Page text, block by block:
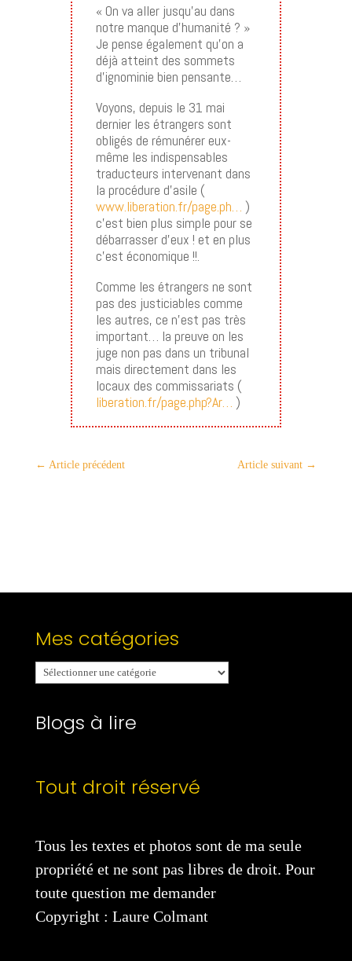
« On va aller jusqu’au dans
notre manque d’humanité ? »
Je pense également qu’on a
déjà atteint des sommets
d’ignominie bien pensante…
Voyons, depuis le 31 mai
dernier les étrangers sont
obligés de rémunérer eux-
même les indispensables
traducteurs intervenant dans
la procédure d’asile (
www.liberation.fr/page.ph… )
c’est bien plus simple pour se
débarrasser d’eux ! et en plus
c’est économique !!.
Comme les étrangers ne sont
pas des justiciables comme
les autres, ce n’est pas très
important… la preuve on les
juge non pas dans un tribunal
mais directement dans les
locaux des commissariats (
liberation.fr/page.php?Ar… )
← Article précédent Article suivant →
Mes catégories
Mes
catégories
Blogs à lire
Tout droit réservé
Tous les textes et photos sont de ma seule
propriété et ne sont pas libres de droit. Pour
toute question me demander
Copyright : Laure Colmant